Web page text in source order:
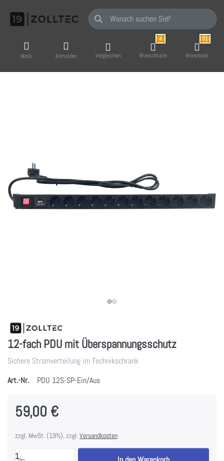
Geben Sie einen Suchbegriff ein. Während
Menü Anmelden Vergleichen
4
Wunschliste
31
Warenkorb
12-fach PDU mit Überspannungsschutz
Sichere Stromverteilung im Technikschrank
Art.-Nr.
PDU 12S-SP-Ein/Aus
59,00 €
zzgl. MwSt. (19%), zzgl. Versandkosten
1